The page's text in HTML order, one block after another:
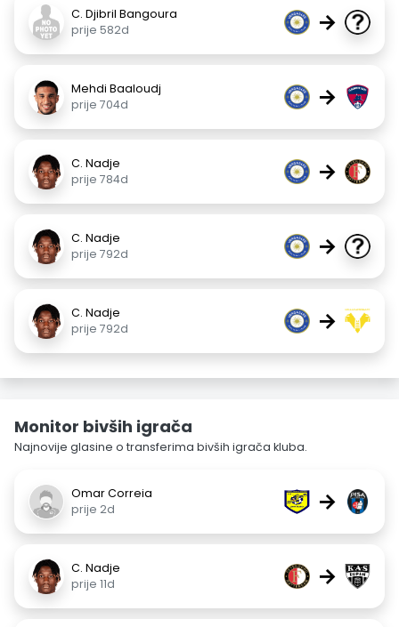
C. Djibril Bangoura
prije 582d
→
Mehdi Baaloudj
prije 704d
→
C. Nadje
prije 784d
→
C. Nadje
prije 792d
→
C. Nadje
prije 792d
→
Monitor bivših igrača
Najnovije glasine o transferima bivših igrača kluba.
Omar Correia
prije 2d
→
C. Nadje
prije 11d
→